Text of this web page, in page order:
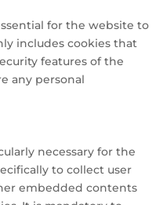
for the website to
includes cookies that
features of the
any personal
necessary for the
to collect user
embedded contents